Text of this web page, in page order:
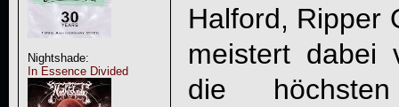
Nightshade:
In Essence Divided
Halford, Ripper
meistert dabei
die